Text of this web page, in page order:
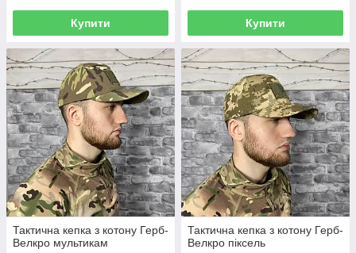
Купити Купити
Тактична кепка з котону Герб-
Велкро мультикам
Тактична кепка з котону Герб-
Велкро піксель